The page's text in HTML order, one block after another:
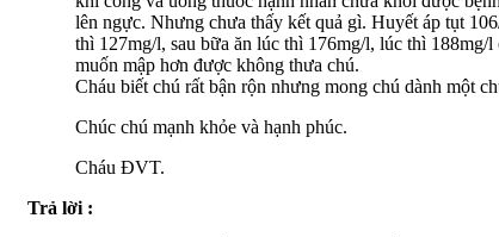
lên ngực. Nhưng chưa thấy kết quả gì. Huyết áp tụt
thì 127mg/l, sau bữa ăn lúc thì 176mg/l, lúc thì 188mg/
muốn mập hơn được không thưa chú.
Cháu biết chú rất bận rộn nhưng mong chú dành một
Chúc chú mạnh khỏe và hạnh phúc.
Cháu ĐVT.
Trả lời :